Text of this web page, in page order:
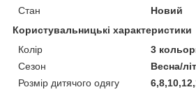
Стан
Новий
Користувальницькі характеристики
Колір
3
Сезон
Весна/
Розмір дитячого одягу